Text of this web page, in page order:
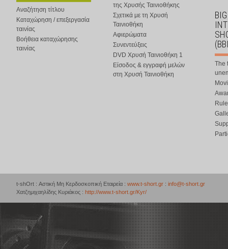
Αναζήτηση τίτλου
Καταχώρηση / επεξεργασία
ταινίας
Βοήθεια καταχώρησης
ταινίας
της Χρυσής Ταινιοθήκης
Σχετικά με τη Χρυσή
Ταινιοθήκη
Αφιερώματα
Συνεντεύξεις
DVD Χρυσή Ταινιοθήκη 1
Είσοδος & εγγραφή μελών
στη Χρυσή Ταινιοθήκη
The
t-shOrt : Αστική Μη Κερδοσκοπική Εταιρεία : www.t-short.gr : info@t-short.gr
Χατζημιχαηλίδης Κυριάκος : http://www.t-short.gr/Kyr/